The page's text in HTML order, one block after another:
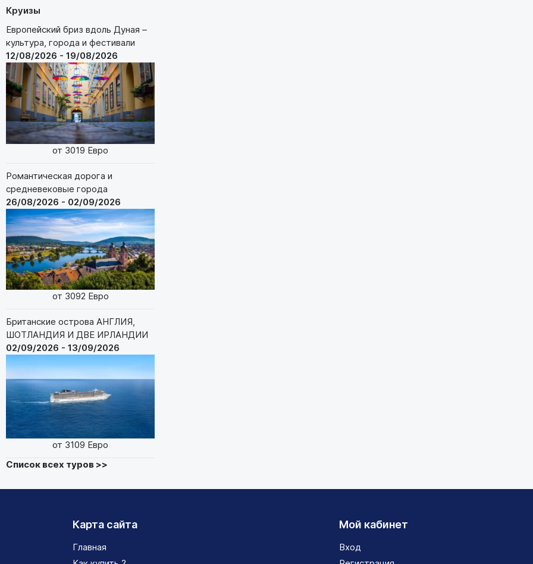
Круизы
Европейский бриз вдоль Дуная –
культура, города и фестивали
12/08/2026 - 19/08/2026
от 3019 Евро
Романтическая дорога и
средневековые города
26/08/2026 - 02/09/2026
от 3092 Евро
Британские острова АНГЛИЯ,
ШОТЛАНДИЯ И ДВЕ ИРЛАНДИИ
02/09/2026 - 13/09/2026
от 3109 Евро
Список всех туров >>
Карта сайта
Главная
Мой кабинет
Вход